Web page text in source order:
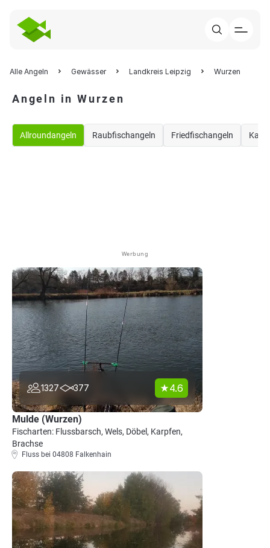
Alle Angeln Gewässer Landkreis Leipzig Wurzen
Angeln in Wurzen
Allroundangeln Raubfischangeln Friedfischangeln
Werbung
1327 377 4.6
Mulde (Wurzen)
Fischarten: Flussbarsch, Wels, Döbel, Karpfen,
Brachse
Fluss bei 04808 Falkenhain